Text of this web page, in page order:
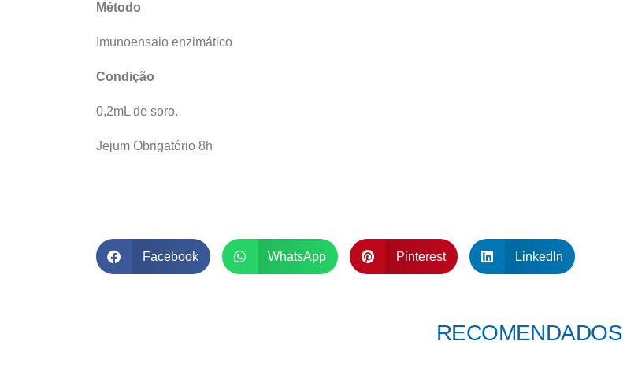
Método
Imunoensaio enzimático
Condição
0,2mL de soro.
Jejum Obrigatório 8h
Facebook WhatsApp Pinterest LinkedIn
RECOMENDADOS